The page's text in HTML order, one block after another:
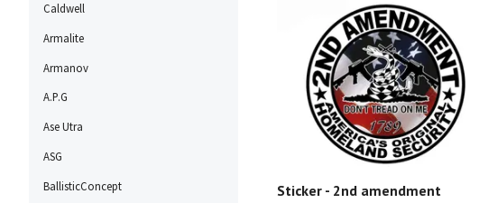
Caldwell
Armalite
Armanov
A.P.G
Ase Utra
ASG
BallisticConcept
Sticker - 2nd amendment